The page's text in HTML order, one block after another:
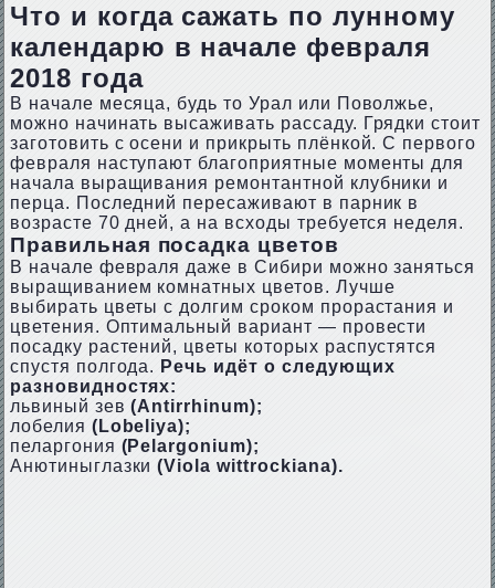
Что и когда сажать по лунному
календарю в начале февраля
2018 года
В начале месяца, будь то Урал или Поволжье,
можно начинать высаживать рассаду. Грядки стоит
заготовить с осени и прикрыть плёнкой. С первого
февраля наступают благоприятные моменты для
начала выращивания ремонтантной клубники и
перца. Последний пересаживают в парник в
возрасте 70 дней, а на всходы требуется неделя.
Правильная посадка цветов
В начале февраля даже в Сибири можно заняться
выращиванием комнатных цветов. Лучше
выбирать цветы с долгим сроком прорастания и
цветения. Оптимальный вариант — провести
посадку растений, цветы которых распустятся
спустя полгода. Речь идёт о следующих
разновидностях:
львиный зев (Antirrhinum);
лобелия (Lobeliya);
пеларгония (Pelargonium);
Анютиныглазки(Viola wittrockiana).